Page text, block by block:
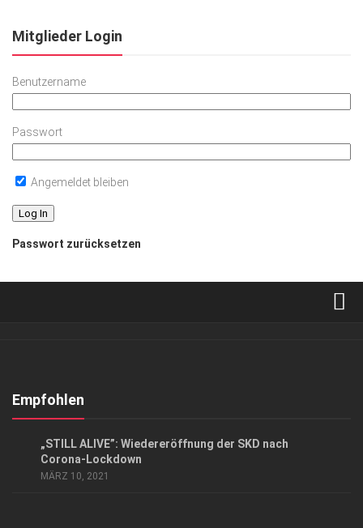
Mitglieder Login
Benutzername
Passwort
Angemeldet bleiben
Passwort zurücksetzen
Kontakt, Impressum
Empfohlen
„STILL ALIVE”: Wiedereröffnung der SKD nach
Corona-Lockdown
MÄRZ 10, 2021